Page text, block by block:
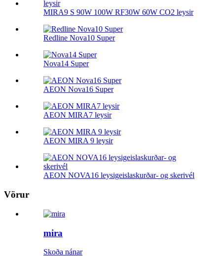
MIRA9 S 90W 100W RF30W 60W CO2 leysir
Redline Nova10 Super
Nova14 Super
AEON Nova16 Super
AEON MIRA7 leysir
AEON MIRA 9 leysir
AEON NOVA16 leysigeislaskurðar- og skerivél
Vörur
mira
Skoða nánar